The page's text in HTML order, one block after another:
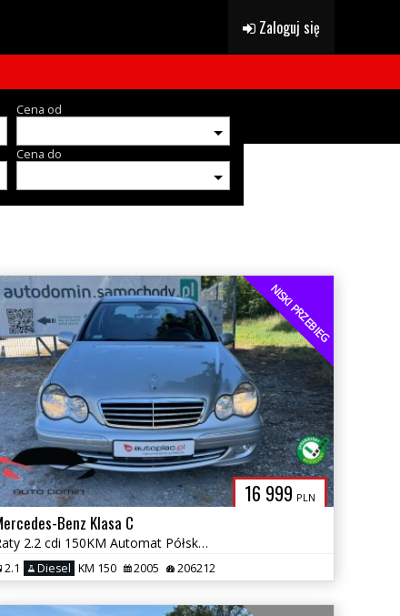
Zaloguj się
Cena od
Cena do
16 999 PLN
NISKI PRZEBIEG
Benz Klasa C
Raty 2.2 cdi 150KM Automat Półskóra tylko 200tys km Bez korozji
2.1 Diesel KM 150 2005 206212